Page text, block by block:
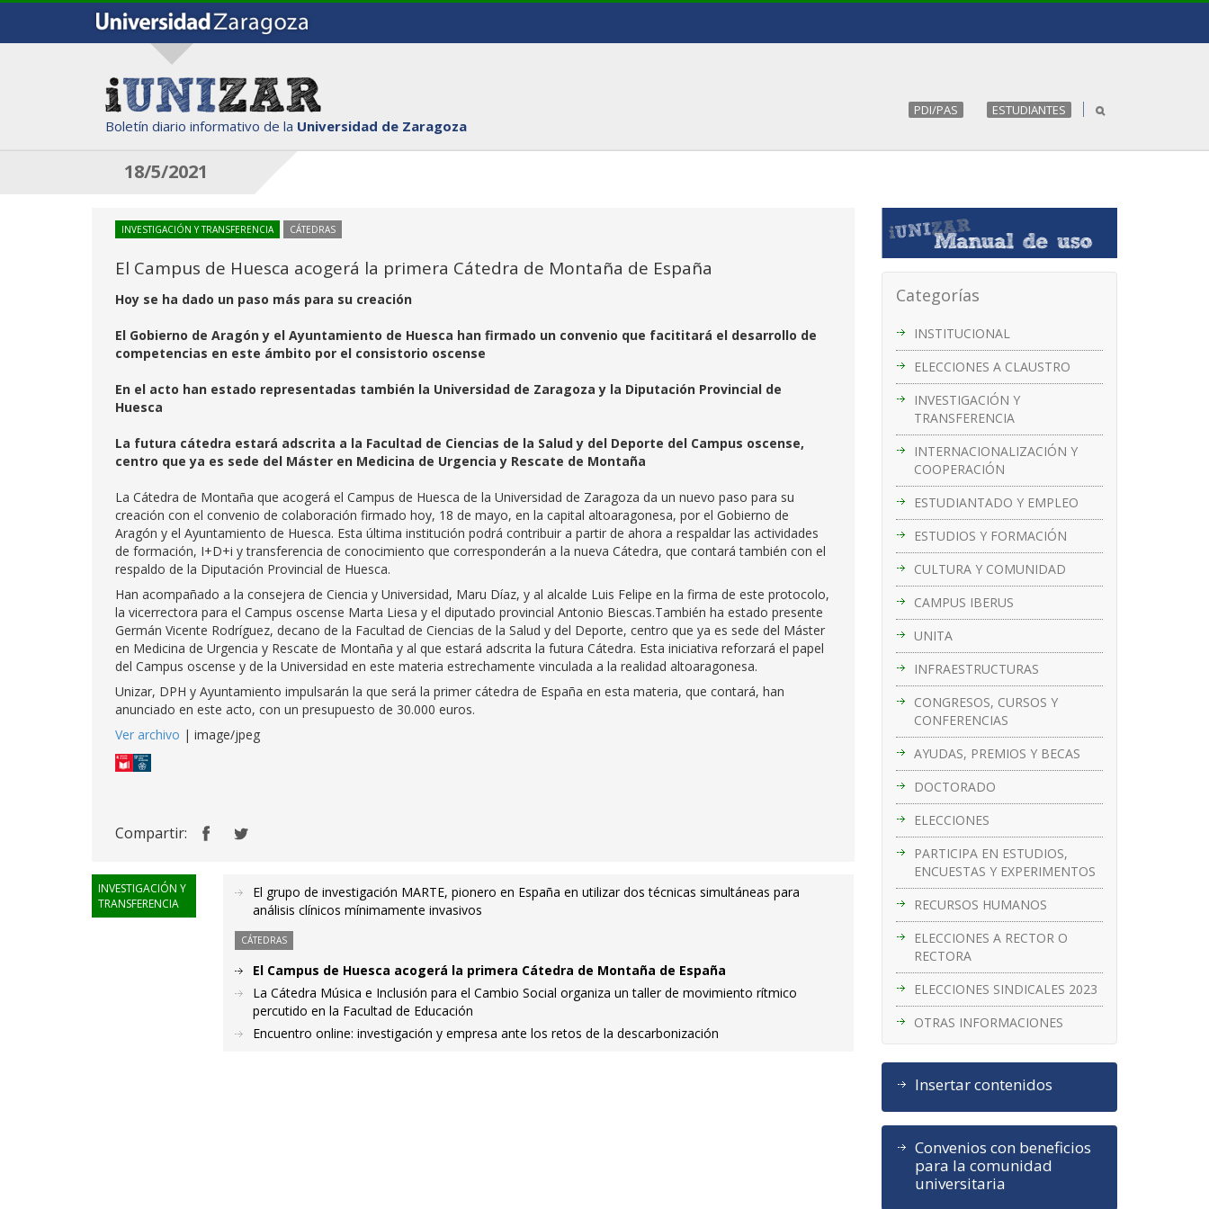
Boletín diario informativo de la Universidad de Zaragoza
PDI/PAS ESTUDIANTES
18/5/2021
Categorías
INSTITUCIONAL
ELECCIONES A CLAUSTRO
INVESTIGACIÓN Y
TRANSFERENCIA
INTERNACIONALIZACIÓN Y
COOPERACIÓN
ESTUDIANTADO Y EMPLEO
ESTUDIOS Y FORMACIÓN
CULTURA Y COMUNIDAD
CAMPUS IBERUS
UNITA
INFRAESTRUCTURAS
CONGRESOS, CURSOS Y
CONFERENCIAS
AYUDAS, PREMIOS Y BECAS
DOCTORADO
ELECCIONES
PARTICIPA EN ESTUDIOS,
ENCUESTAS Y EXPERIMENTOS
RECURSOS HUMANOS
ELECCIONES A RECTOR O
RECTORA
ELECCIONES SINDICALES 2023
OTRAS INFORMACIONES
Insertar contenidos
Convenios con beneficios
para la comunidad
universitaria
INVESTIGACIÓN Y TRANSFERENCIA CÁTEDRAS
El Campus de Huesca acogerá la primera Cátedra de Montaña de España
Hoy se ha dado un paso más para su creación
El Gobierno de Aragón y el Ayuntamiento de Huesca han firmado un convenio que facititará el desarrollo de
competencias en este ámbito por el consistorio oscense
En el acto han estado representadas también la Universidad de Zaragoza y la Diputación Provincial de
Huesca
La futura cátedra estará adscrita a la Facultad de Ciencias de la Salud y del Deporte del Campus oscense,
centro que ya es sede del Máster en Medicina de Urgencia y Rescate de Montaña
La Cátedra de Montaña que acogerá el Campus de Huesca de la Universidad de Zaragoza da un nuevo paso para su
creación con el convenio de colaboración firmado hoy, 18 de mayo, en la capital altoaragonesa, por el Gobierno de
Aragón y el Ayuntamiento de Huesca. Esta última institución podrá contribuir a partir de ahora a respaldar las actividades
de formación, I+D+i y transferencia de conocimiento que corresponderán a la nueva Cátedra, que contará también con el
respaldo de la Diputación Provincial de Huesca.
Han acompañado a la consejera de Ciencia y Universidad, Maru Díaz, y al alcalde Luis Felipe en la firma de este protocolo,
la vicerrectora para el Campus oscense Marta Liesa y el diputado provincial Antonio Biescas.También ha estado presente
Germán Vicente Rodríguez, decano de la Facultad de Ciencias de la Salud y del Deporte, centro que ya es sede del Máster
en Medicina de Urgencia y Rescate de Montaña y al que estará adscrita la futura Cátedra. Esta iniciativa reforzará el papel
del Campus oscense y de la Universidad en este materia estrechamente vinculada a la realidad altoaragonesa.
Unizar, DPH y Ayuntamiento impulsarán la que será la primer cátedra de España en esta materia, que contará, han
anunciado en este acto, con un presupuesto de 30.000 euros.
Ver archivo | image/jpeg
Compartir:
INVESTIGACIÓN Y
TRANSFERENCIA
El grupo de investigación MARTE, pionero en España en utilizar dos técnicas simultáneas para
análisis clínicos mínimamente invasivos
CÁTEDRAS
El Campus de Huesca acogerá la primera Cátedra de Montaña de España
La Cátedra Música e Inclusión para el Cambio Social organiza un taller de movimiento rítmico
percutido en la Facultad de Educación
Encuentro online: investigación y empresa ante los retos de la descarbonización